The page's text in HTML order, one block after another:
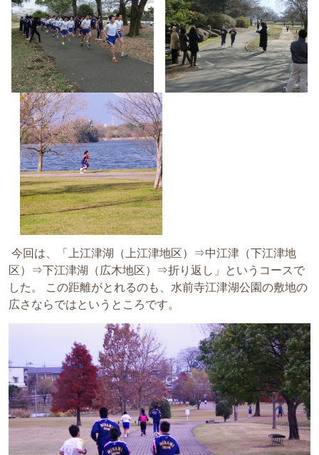
今回は、「上江津湖（上江津地区）⇒中江津（下江津地
区）⇒下江津湖（広木地区）⇒折り返し」というコースで
した。 この距離がとれるのも、水前寺江津湖公園の敷地の
広さならではというところです。